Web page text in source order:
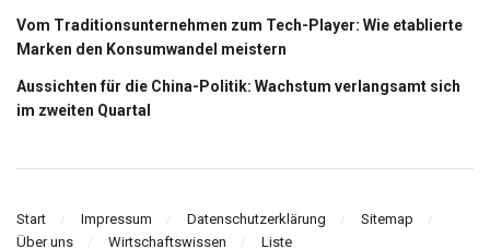
Vom Traditionsunternehmen zum Tech-Player: Wie etablierte
Marken den Konsumwandel meistern
Aussichten für die China-Politik: Wachstum verlangsamt sich
im zweiten Quartal
Start Impressum Datenschutzerklärung
Sitemap
Über uns
Wirtschaftswissen Liste